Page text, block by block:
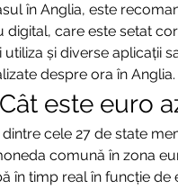
în Anglia, este
care este setat
utiliza și diverse aplicații
despre ora în Anglia.
este euro
cele 27 de state
comună în zona
în timp real în funcție de